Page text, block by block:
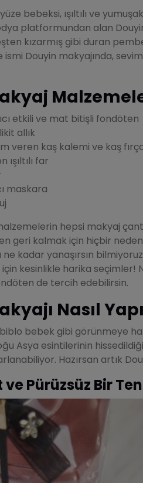
yüze bebeksi, ışıltılı ve
platformundan alan Douyin
kızarmış gibi duran
Douyin makyajında,
etkili ve mat bitişli fondöten
allık
veren kaş kalemi ve kaş
far
maskara
hepsi makyaj
geri kalmak için hiçbir
kadar yanaşırsın
için kesinlikle harika seçimler!
de tercih edebilirsin.
Nasıl
bebek gibi görünmeye
Asya esintilerinin
Hazırsan artık
ve Pürüzsüz Bir